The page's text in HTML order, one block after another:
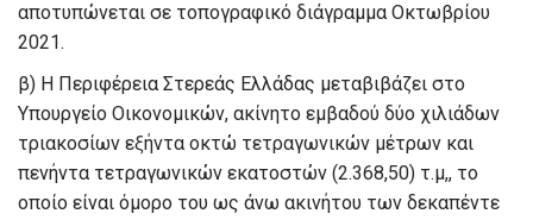
αποτυπώνεται σε τοπογραφικό διάγραμμα Οκτωβρίου
2021.
β) Η Περιφέρεια Στερεάς Ελλάδας μεταβιβάζει στο
Υπουργείο Οικονομικών, ακίνητο εμβαδού δύο χιλιάδων
τριακοσίων εξήντα οκτώ τετραγωνικών μέτρων και
πενήντα τετραγωνικών εκατοστών (2.368,50) τ.μ,, το
οποίο είναι όμορο του ως άνω ακινήτου των δεκαπέντε